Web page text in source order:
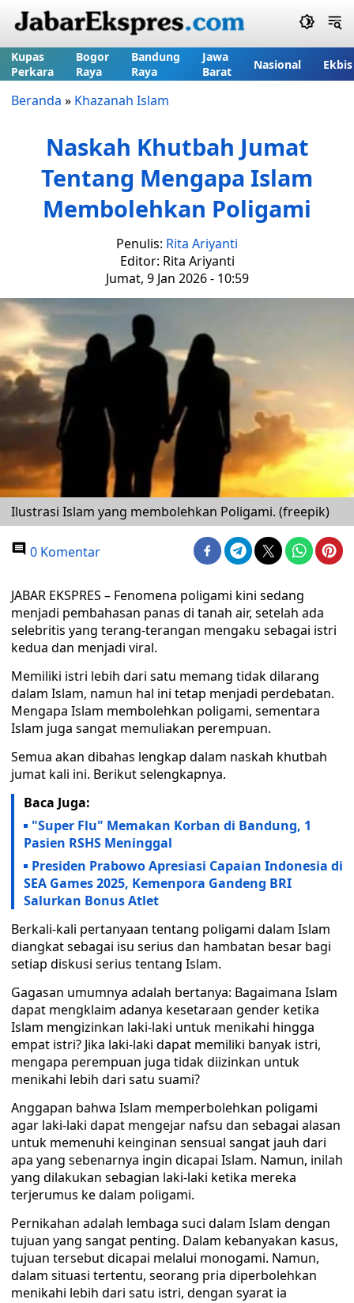
Kupas
Perkara
Bogor
Raya
Bandung
Raya
Jawa
Barat
Nasional Ekbis
Beranda » Khazanah Islam
Naskah Khutbah Jumat
Tentang Mengapa Islam
Membolehkan Poligami
Penulis: Rita Ariyanti
Editor: Rita Ariyanti
Jumat, 9 Jan 2026 - 10:59
Ilustrasi Islam yang membolehkan Poligami. (freepik)
0 Komentar
JABAR EKSPRES – Fenomena poligami kini sedang
menjadi pembahasan panas di tanah air, setelah ada
selebritis yang terang-terangan mengaku sebagai istri
kedua dan menjadi viral.
Memiliki istri lebih dari satu memang tidak dilarang
dalam Islam, namun hal ini tetap menjadi perdebatan.
Mengapa Islam membolehkan poligami, sementara
Islam juga sangat memuliakan perempuan.
Semua akan dibahas lengkap dalam naskah khutbah
jumat kali ini. Berikut selengkapnya.
Baca Juga:
"Super Flu" Memakan Korban di Bandung, 1
Pasien RSHS Meninggal
Presiden Prabowo Apresiasi Capaian Indonesia di
SEA Games 2025, Kemenpora Gandeng BRI
Salurkan Bonus Atlet
Berkali-kali pertanyaan tentang poligami dalam Islam
diangkat sebagai isu serius dan hambatan besar bagi
setiap diskusi serius tentang Islam.
Gagasan umumnya adalah bertanya: Bagaimana Islam
dapat mengklaim adanya kesetaraan gender ketika
Islam mengizinkan laki-laki untuk menikahi hingga
empat istri? Jika laki-laki dapat memiliki banyak istri,
mengapa perempuan juga tidak diizinkan untuk
menikahi lebih dari satu suami?
Anggapan bahwa Islam memperbolehkan poligami
agar laki-laki dapat mengejar nafsu dan sebagai alasan
untuk memenuhi keinginan sensual sangat jauh dari
apa yang sebenarnya ingin dicapai Islam. Namun, inilah
yang dilakukan sebagian laki-laki ketika mereka
terjerumus ke dalam poligami.
Pernikahan adalah lembaga suci dalam Islam dengan
tujuan yang sangat penting. Dalam kebanyakan kasus,
tujuan tersebut dicapai melalui monogami. Namun,
dalam situasi tertentu, seorang pria diperbolehkan
menikahi lebih dari satu istri, dengan syarat ia